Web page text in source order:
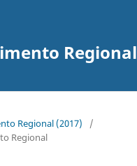
Regional
Regional (2017)
/
Regional